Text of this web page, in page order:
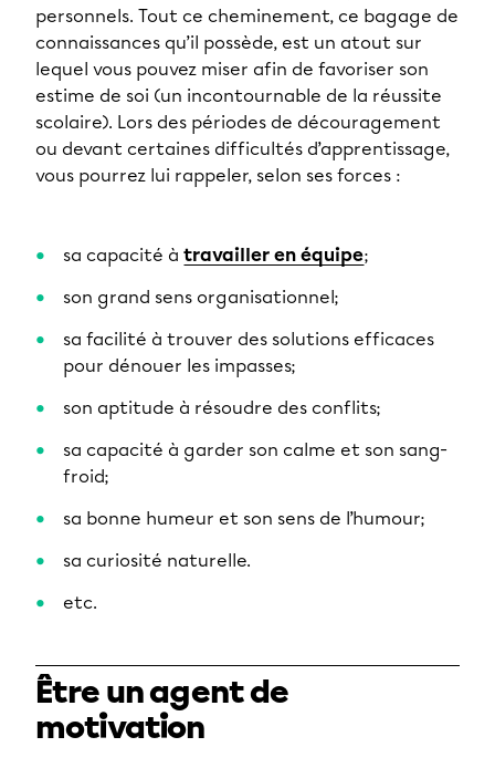
personnels. Tout ce cheminement, ce bagage de
connaissances qu’il possède, est un atout sur
lequel vous pouvez miser afin de favoriser son
estime de soi (un incontournable de la réussite
scolaire). Lors des périodes de découragement
ou devant certaines difficultés d’apprentissage,
vous pourrez lui rappeler, selon ses forces :
sa capacité à travailler en équipe;
son grand sens organisationnel;
sa facilité à trouver des solutions efficaces
pour dénouer les impasses;
son aptitude à résoudre des conflits;
sa capacité à garder son calme et son sang-
froid;
sa bonne humeur et son sens de l’humour;
sa curiosité naturelle.
etc.
Être un agent de
motivation